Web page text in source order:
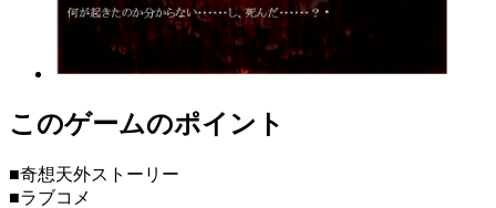
このゲームのポイント
■奇想天外ストーリー
■ラブコメ